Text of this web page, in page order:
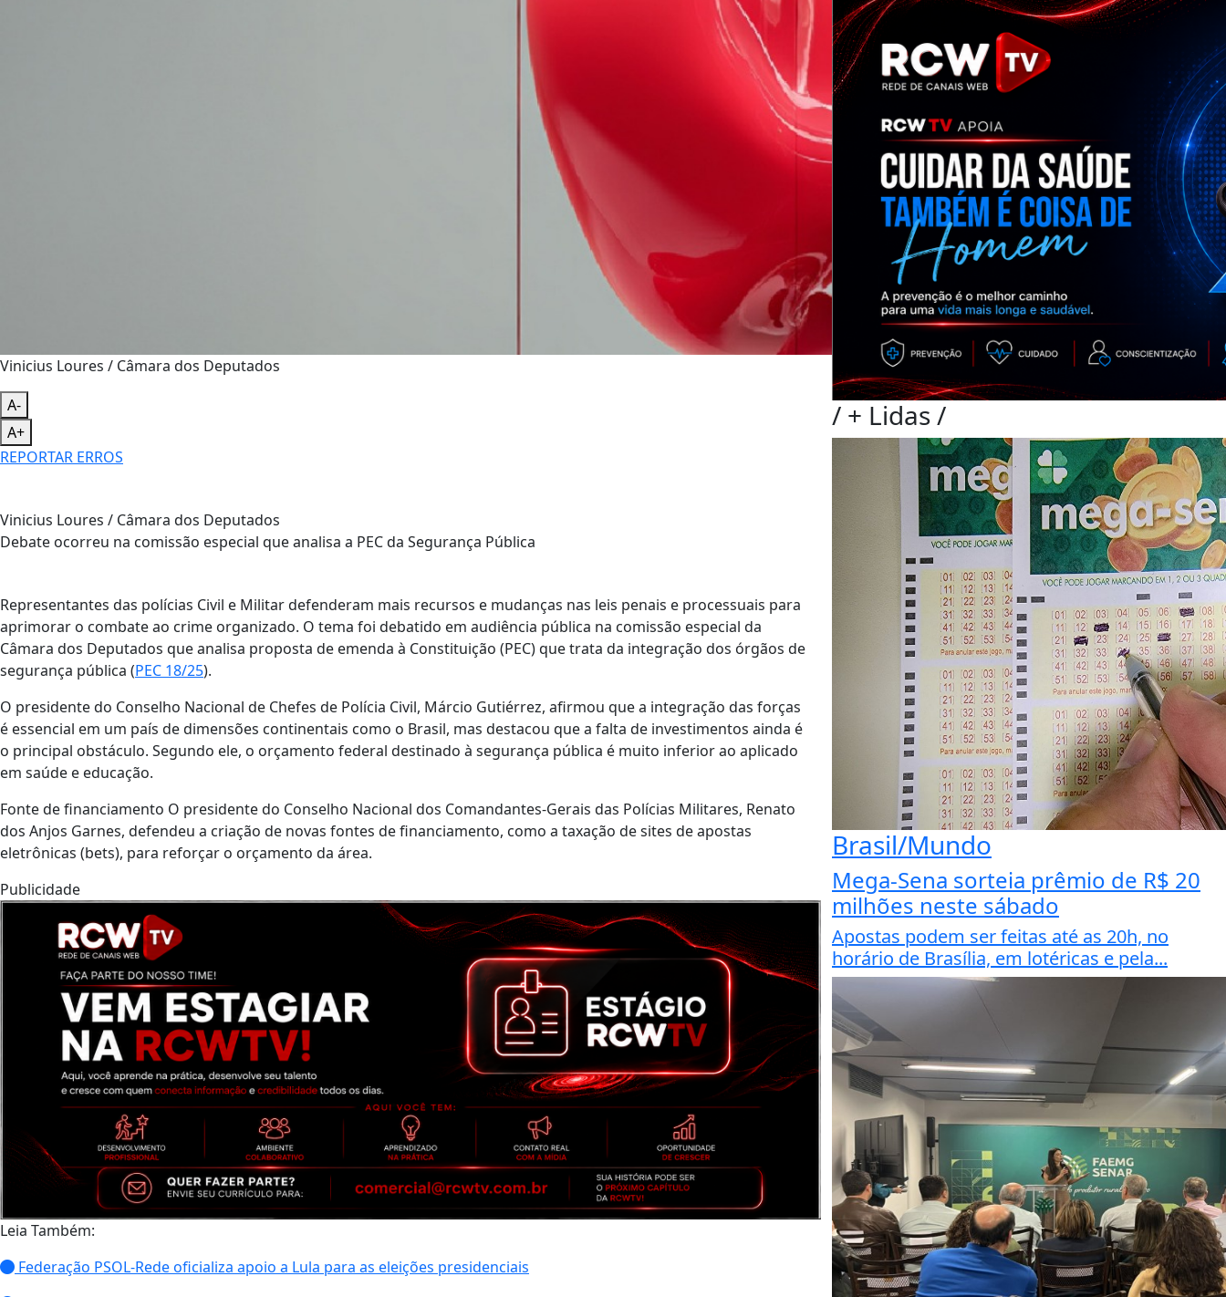
Vinicius Loures / Câmara dos Deputados
A-
A+
REPORTAR ERROS
Vinicius Loures / Câmara dos Deputados
Debate ocorreu na comissão especial que analisa a PEC da Segurança Pública
Representantes das polícias Civil e Militar defenderam mais recursos e mudanças nas leis penais e processuais para
aprimorar o combate ao crime organizado. O tema foi debatido em audiência pública na comissão especial da
Câmara dos Deputados que analisa proposta de emenda à Constituição (PEC) que trata da integração dos órgãos de
segurança pública (PEC 18/25).
O presidente do Conselho Nacional de Chefes de Polícia Civil, Márcio Gutiérrez, afirmou que a integração das forças
é essencial em um país de dimensões continentais como o Brasil, mas destacou que a falta de investimentos ainda é
o principal obstáculo. Segundo ele, o orçamento federal destinado à segurança pública é muito inferior ao aplicado
em saúde e educação.
Fonte de financiamento O presidente do Conselho Nacional dos Comandantes-Gerais das Polícias Militares, Renato
dos Anjos Garnes, defendeu a criação de novas fontes de financiamento, como a taxação de sites de apostas
eletrônicas (bets), para reforçar o orçamento da área.
Publicidade
Leia Também:
Federação PSOL-Rede oficializa apoio a Lula para as eleições presidenciais
/ + Lidas/
Brasil/Mundo
Mega-Sena sorteia prêmio de R$ 20
milhões neste sábado
Apostas podem ser feitas até as 20h, no
horário de Brasília, em lotéricas e pela...